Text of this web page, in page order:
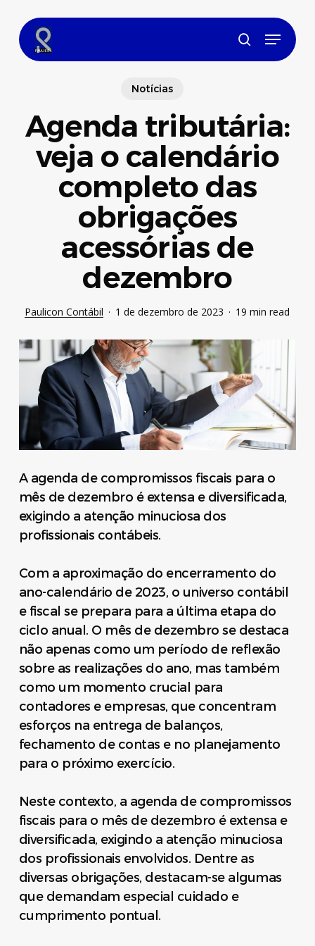
main
content
search
Menu
Notícias
Agenda tributária:
veja o calendário
completo das
obrigações
acessórias de
dezembro
Paulicon Contábil 1 de dezembro de 2023 19 min read
A agenda de compromissos fiscais para o
mês de dezembro é extensa e diversificada,
exigindo a atenção minuciosa dos
profissionais contábeis.
Com a aproximação do encerramento do
ano-calendário de 2023, o universo contábil
e fiscal se prepara para a última etapa do
ciclo anual. O mês de dezembro se destaca
não apenas como um período de reflexão
sobre as realizações do ano, mas também
como um momento crucial para
contadores e empresas, que concentram
esforços na entrega de balanços,
fechamento de contas e no planejamento
para o próximo exercício.
Neste contexto, a agenda de compromissos
fiscais para o mês de dezembro é extensa e
diversificada, exigindo a atenção minuciosa
dos profissionais envolvidos. Dentre as
diversas obrigações, destacam-se algumas
que demandam especial cuidado e
cumprimento pontual.